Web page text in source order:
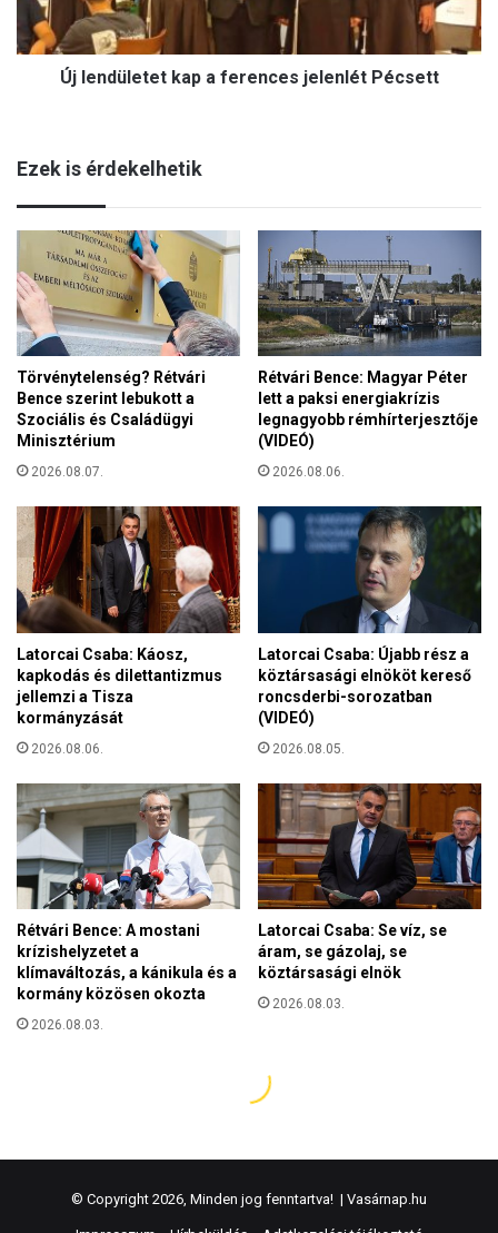
© Copyright 2026, Minden jog fenntartva! | Vasárnap.hu